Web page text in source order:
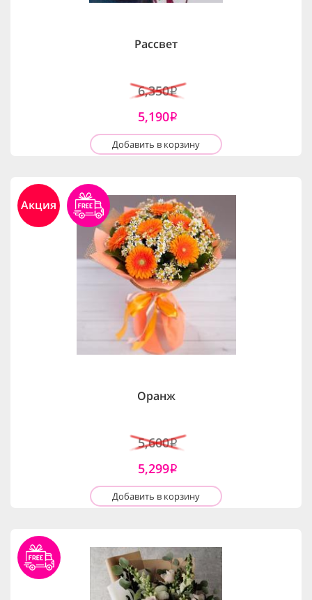
Рассвет
6,350i
5,190i
Добавить в корзину
Акция
Оранж
5,600i
5,299i
Добавить в корзину